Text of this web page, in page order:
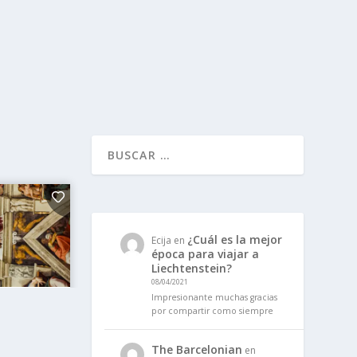
Ecija en ¿Cuál es la mejor
época para viajar a
Liechtenstein?
08/04/2021
Impresionante muchas gracias
por compartir como siempre
The Barcelonian en